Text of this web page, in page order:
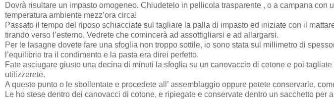
Dovrà risultare un impasto omogeneo. Chiudetelo in pellicola trasparente , o a campana con
temperatura ambiente mezz’ora circa!
Passato il tempo del riposo schiacciate sul tagliare la palla di impasto ed iniziate con il
tirando verso l’esterno. Vedrete che comincerà ad assottigliarsi e ad allargarsi.
Per le lasagne dovete fare una sfoglia non troppo sottile, io sono stata sul millimetro di
l’equilibrio tra il condimento e la pasta era direi perfetto.
Fate asciugare giusto una decina di minuti la sfoglia su un canovaccio di cotone e poi
utilizzerete.
A questo punto o le sbollentate e procedete all’ assemblaggio oppure potete conservarle,
Le ho stese dentro dei canovacci di cotone, e ripiegate e conservate dentro un sacchetto per